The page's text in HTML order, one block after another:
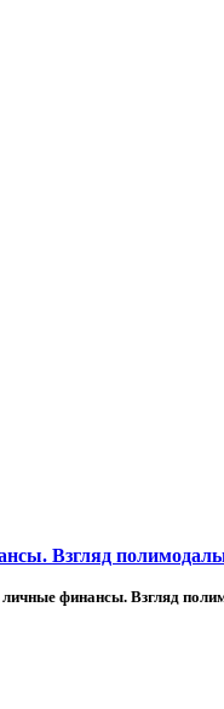
Взгляд
финансы. Взгляд